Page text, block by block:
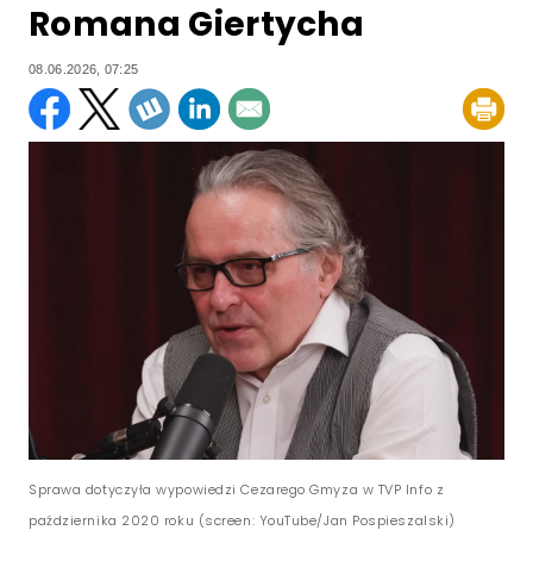
Romana Giertycha
08.06.2026, 07:25
Sprawa dotyczyła wypowiedzi Cezarego Gmyza w TVP Info z
października 2020 roku (screen: YouTube/Jan Pospieszalski)